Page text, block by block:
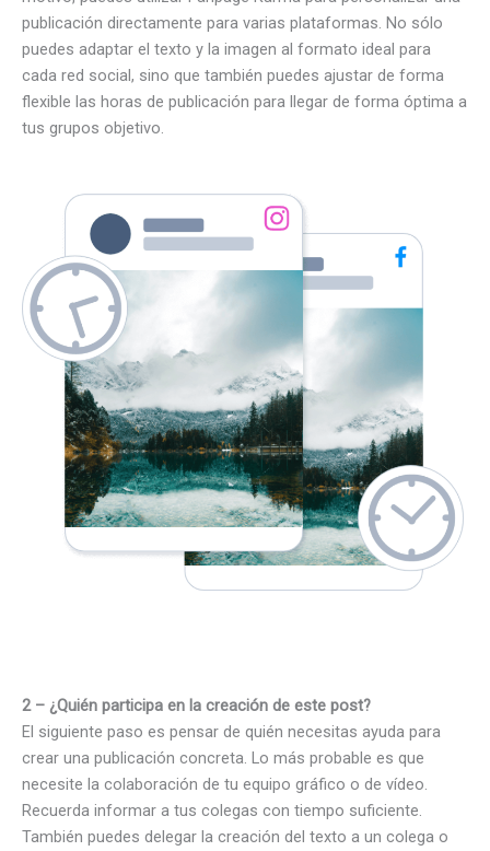
publicación directamente para varias plataformas. No sólo
puedes adaptar el texto y la imagen al formato ideal para
cada red social, sino que también puedes ajustar de forma
flexible las horas de publicación para llegar de forma óptima a
tus grupos objetivo.
2 – ¿Quién participa en la creación de este post?
El siguiente paso es pensar de quién necesitas ayuda para
crear una publicación concreta. Lo más probable es que
necesite la colaboración de tu equipo gráfico o de vídeo.
Recuerda informar a tus colegas con tiempo suficiente.
También puedes delegar la creación del texto a un colega o